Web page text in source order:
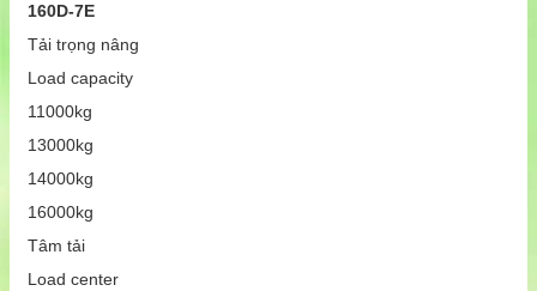
160D-7E
Tải trọng nâng
Load capacity
11000kg
13000kg
14000kg
16000kg
Tâm tải
Load center